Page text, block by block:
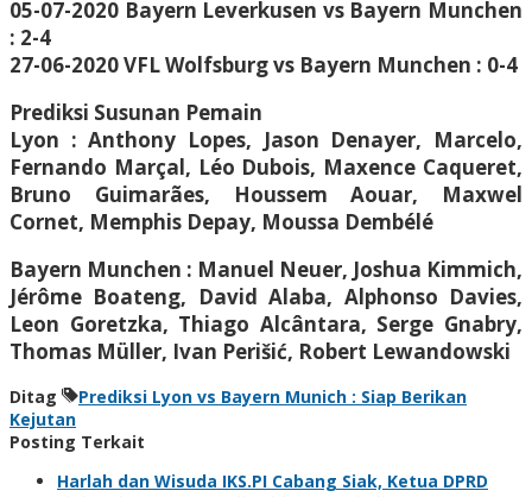
05-07-2020 Bayern Leverkusen vs Bayern Munchen
: 2-4
27-06-2020 VFL Wolfsburg vs Bayern Munchen : 0-4
Prediksi Susunan Pemain
Lyon : Anthony Lopes, Jason Denayer, Marcelo,
Fernando Marçal, Léo Dubois, Maxence Caqueret,
Bruno Guimarães, Houssem Aouar, Maxwel
Cornet, Memphis Depay, Moussa Dembélé
Bayern Munchen : Manuel Neuer, Joshua Kimmich,
Jérôme Boateng, David Alaba, Alphonso Davies,
Leon Goretzka, Thiago Alcântara, Serge Gnabry,
Thomas Müller, Ivan Perišić, Robert Lewandowski
Ditag
Prediksi Lyon vs Bayern Munich : Siap Berikan
Kejutan
Posting Terkait
Harlah dan Wisuda IKS.PI Cabang Siak, Ketua DPRD